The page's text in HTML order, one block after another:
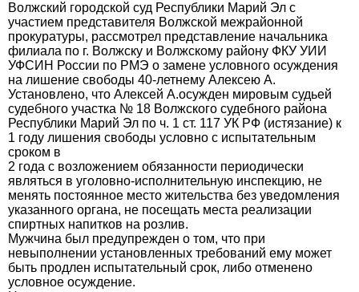
Волжский городской суд Республики Марий Эл с
участием представителя Волжской межрайонной
прокуратуры, рассмотрел представление начальника
филиала по г. Волжску и Волжскому району ФКУ УИИ
УФСИН России по РМЭ о замене условного осуждения
на лишение свободы 40-летнему Алексею А.
Установлено, что Алексей А.осужден мировым судьей
судебного участка № 18 Волжского судебного района
Республики Марий Эл по ч. 1 ст. 117 УК РФ (истязание) к
1 году лишения свободы условно с испытательным
сроком в
2 года с возложением обязанности периодически
являться в уголовно-исполнительную инспекцию, не
менять постоянное место жительства без уведомления
указанного органа, не посещать места реализации
спиртных напитков на розлив.
Мужчина был предупрежден о том, что при
невыполнении установленных требований ему может
быть продлен испытательный срок, либо отменено
условное осуждение.